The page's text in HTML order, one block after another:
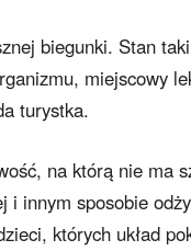
biegunki. Stan
miejscowy
turystka.
na którą nie ma
i innym sposobie
których układ